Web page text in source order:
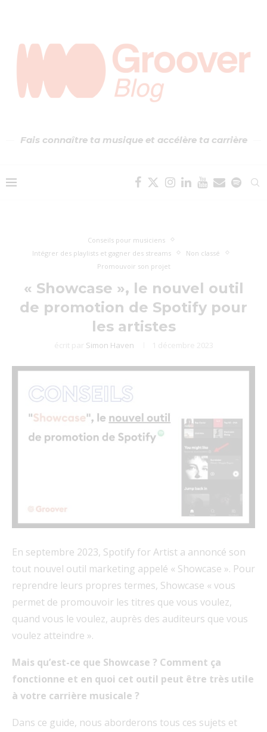
Fais connaître ta musique et accélère ta carrière
Conseils pour musiciens
Intégrer des playlists et gagner des streams
Non classé
Promouvoir son projet
« Showcase », le nouvel outil
de promotion de Spotify pour
les artistes
écrit par Simon Haven 1 décembre 2023
En septembre 2023, Spotify for Artist a annoncé son
tout nouvel outil marketing appelé « Showcase ». Pour
reprendre leurs propres termes, Showcase « vous
permet de promouvoir les titres que vous voulez,
quand vous le voulez, auprès des auditeurs que vous
voulez atteindre ».
Mais qu’est-ce que Showcase ? Comment ça
fonctionne et en quoi cet outil peut être très utile
à votre carrière musicale ?
Dans ce guide, nous aborderons tous ces sujets et